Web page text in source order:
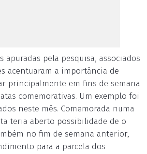
apuradas pela pesquisa, associados
acentuaram a importância de
principalmente em fins de semana
comemorativas. Um exemplo foi
neste mês. Comemorada numa
teria aberto possibilidade de o
no fim de semana anterior,
para a parcela dos